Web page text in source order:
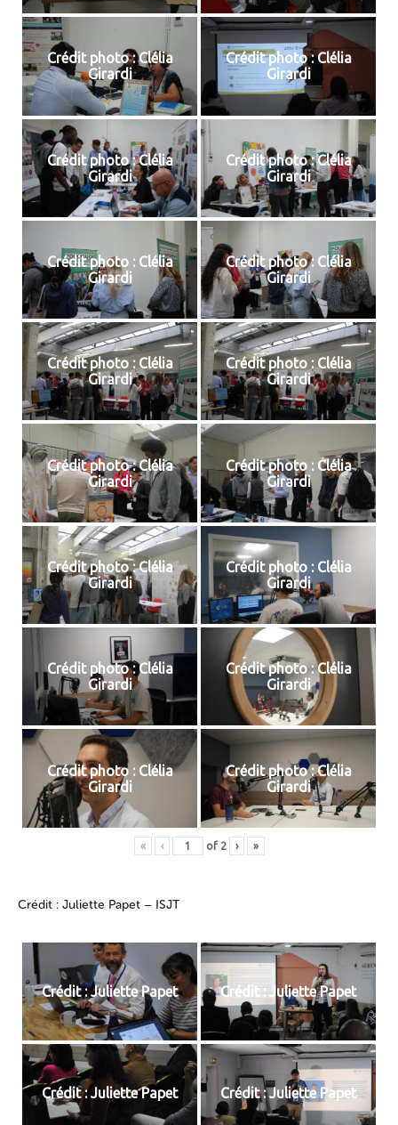
Crédit photo : Clélia
Girardi
Crédit photo : Clélia
Girardi
Crédit photo : Clélia
Girardi
Crédit photo : Clélia
Girardi
Crédit photo : Clélia
Girardi
Crédit photo : Clélia
Girardi
Crédit photo : Clélia
Girardi
Crédit photo : Clélia
Girardi
Crédit photo : Clélia
Girardi
Crédit photo : Clélia
Girardi
Crédit photo : Clélia
Girardi
Crédit photo : Clélia
Girardi
Crédit photo : Clélia
Girardi
Crédit photo : Clélia
Girardi
Crédit photo : Clélia
Girardi
Crédit photo : Clélia
Girardi
« ‹ of 2 › »
Crédit : Juliette Papet – ISJT
Crédit : Juliette Papet Crédit : Juliette Papet
Crédit : Juliette Papet Crédit : Juliette Papet